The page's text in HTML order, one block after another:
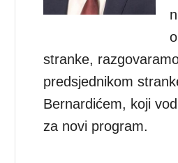
stranke,
predsjednikom
Bernardićem, koji
za novi program.